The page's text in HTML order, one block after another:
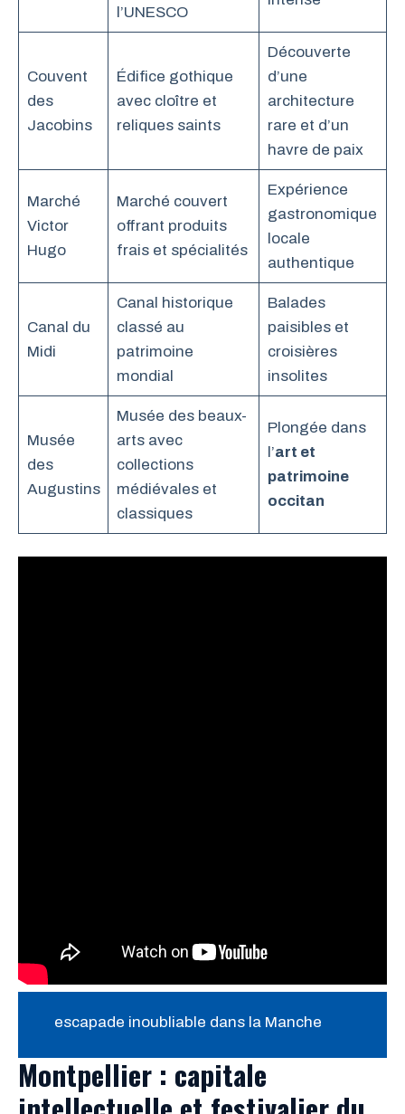
l’UNESCO
Couvent
des
Jacobins
Édifice gothique
avec cloître et
reliques saints
Découverte
d’une
architecture
rare et d’un
havre de paix
Marché
Victor
Hugo
Marché couvert
offrant produits
frais et spécialités
Expérience
gastronomique
locale
authentique
Canal du
Midi
Canal historique
classé au
patrimoine
mondial
Balades
paisibles et
croisières
insolites
Musée
des
Augustins
Musée des beaux-
arts avec
collections
médiévales et
classiques
Plongée dans
l’art et
patrimoine
occitan
escapade inoubliable dans la Manche
Montpellier : capitale